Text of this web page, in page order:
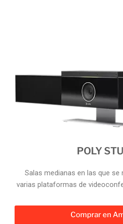
POLY
Salas medianas en las que
varias plataformas de
Comprar en